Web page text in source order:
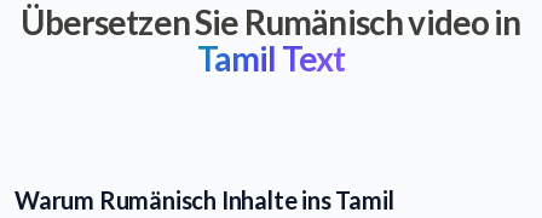
Übersetzen Sie Rumänisch video in
Tamil Text
Warum Rumänisch Inhalte ins Tamil